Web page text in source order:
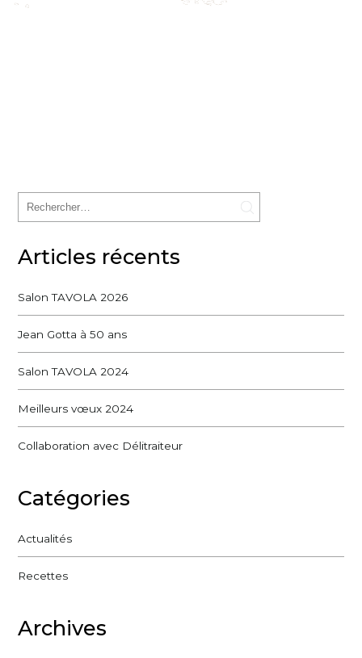
Articles récents
Salon TAVOLA 2026
Jean Gotta à 50 ans
Salon TAVOLA 2024
Meilleurs vœux 2024
Collaboration avec Délitraiteur
Catégories
Actualités
Recettes
Archives